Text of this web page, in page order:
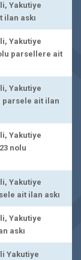
Yakutiye
ilan askı
Yakutiye
parsellere ait
Yakutiye
parsele ait ilan
Yakutiye
nolu
Yakutiye
ait ilan askı
Yakutiye
askı
Yakutiye